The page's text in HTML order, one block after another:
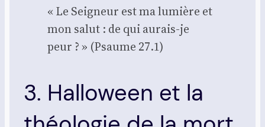
« Le Sei­gneur est ma lumière et
mon salut : de qui aurais-je
peur ? » (Psaume 27.1)
3. Halloween et la